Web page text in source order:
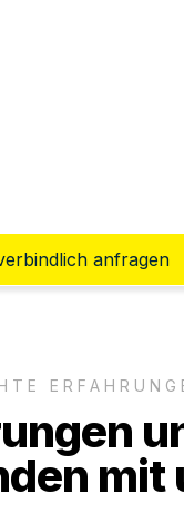
anfragen
mit